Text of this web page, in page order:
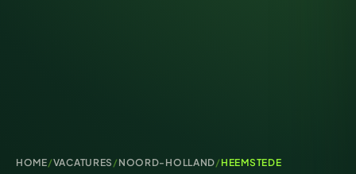
HOME/VACATURES / NOORD-HOLLAND/ HEEMSTEDE